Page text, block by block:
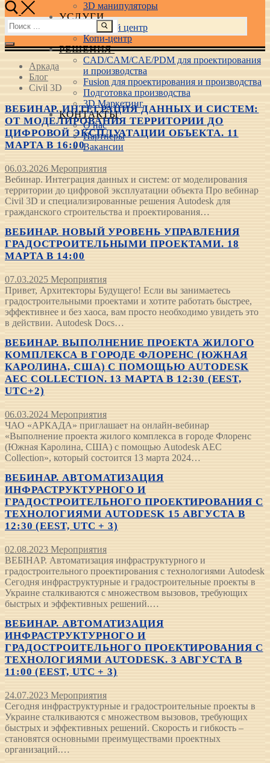
3D манипуляторы
УСЛУГИ
Учебный центр
Копи-центр
РЕШЕНИЯ
CAD/CAM/CAE/PDM для проектирования
и производства
Fusion для проектирования и производства
Подготовка производства
3D Маркетинг
КОНТАКТЫ
О нас
Партнеры
Вакансии
Найти:
Аркада
Блог
Civil 3D
ВЕБИНАР. ИНТЕГРАЦИЯ ДАННЫХ И СИСТЕМ:
ОТ МОДЕЛИРОВАНИЯ ТЕРРИТОРИИ ДО
ЦИФРОВОЙ ЭКСПЛУАТАЦИИ ОБЪЕКТА. 11
МАРТА В 16:00
06.03.2026 Мероприятия
Вебинар. Интеграция данных и систем: от моделирования
территории до цифровой эксплуатации объекта Про вебинар
Civil 3D и специализированные решения Autodesk для
гражданского строительства и проектирования…
ВЕБИНАР. НОВЫЙ УРОВЕНЬ УПРАВЛЕНИЯ
ГРАДОСТРОИТЕЛЬНЫМИ ПРОЕКТАМИ. 18
МАРТА В 14:00
07.03.2025 Мероприятия
Привет, Архитекторы Будущего! Если вы занимаетесь
градостроительными проектами и хотите работать быстрее,
эффективнее и без хаоса, вам просто необходимо увидеть это
в действии. Autodesk Docs…
ВЕБИНАР. ВЫПОЛНЕНИЕ ПРОЕКТА ЖИЛОГО
КОМПЛЕКСА В ГОРОДЕ ФЛОРЕНС (ЮЖНАЯ
КАРОЛИНА, США) С ПОМОЩЬЮ AUTODESK
AEC COLLECTION. 13 МАРТА В 12:30 (EEST,
UTC+2)
06.03.2024 Мероприятия
ЧАО «АРКАДА» приглашает на онлайн-вебинар
«Выполнение проекта жилого комплекса в городе Флоренс
(Южная Каролина, США) с помощью Autodesk AEC
Collection», который состоится 13 марта 2024…
ВЕБИНАР. АВТОМАТИЗАЦИЯ
ИНФРАСТРУКТУРНОГО И
ГРАДОСТРОИТЕЛЬНОГО ПРОЕКТИРОВАНИЯ С
ТЕХНОЛОГИЯМИ AUTODESK 15 АВГУСТА В
12:30 (EEST, UTC + 3)
02.08.2023 Мероприятия
ВЕБІНАР. Автоматизация инфраструктурного и
градостроительного проектирования с технологиями Autodesk
Сегодня инфраструктурные и градостроительные проекты в
Украине сталкиваются с множеством вызовов, требующих
быстрых и эффективных решений.…
ВЕБИНАР. АВТОМАТИЗАЦИЯ
ИНФРАСТРУКТУРНОГО И
ГРАДОСТРОИТЕЛЬНОГО ПРОЕКТИРОВАНИЯ С
ТЕХНОЛОГИЯМИ AUTODESK. 3 АВГУСТА В
11:00 (EEST, UTC + 3)
24.07.2023 Мероприятия
Сегодня инфраструктурные и градостроительные проекты в
Украине сталкиваются с множеством вызовов, требующих
быстрых и эффективных решений. Скорость и гибкость –
становятся основными преимуществами проектных
организаций.…